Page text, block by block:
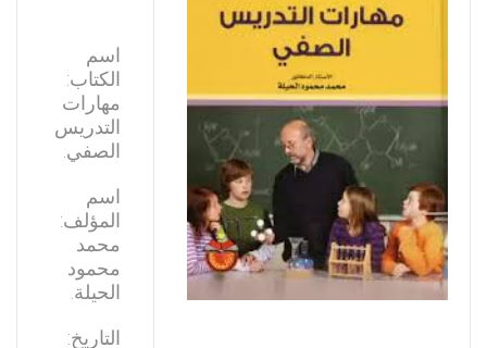
اسم
الكتاب:
مهارات
التدريس
الصفي.
اسم
المؤلف:
محمد
محمود
الحيلة.
التاريخ: